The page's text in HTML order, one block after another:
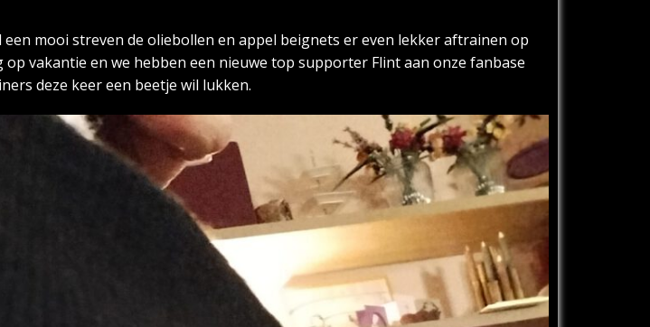
een mooi streven de oliebollen en appel beignets er even lekker aftrainen op
vakantie en we hebben een nieuwe top supporter Flint aan onze fanbase
deze keer een beetje wil lukken.